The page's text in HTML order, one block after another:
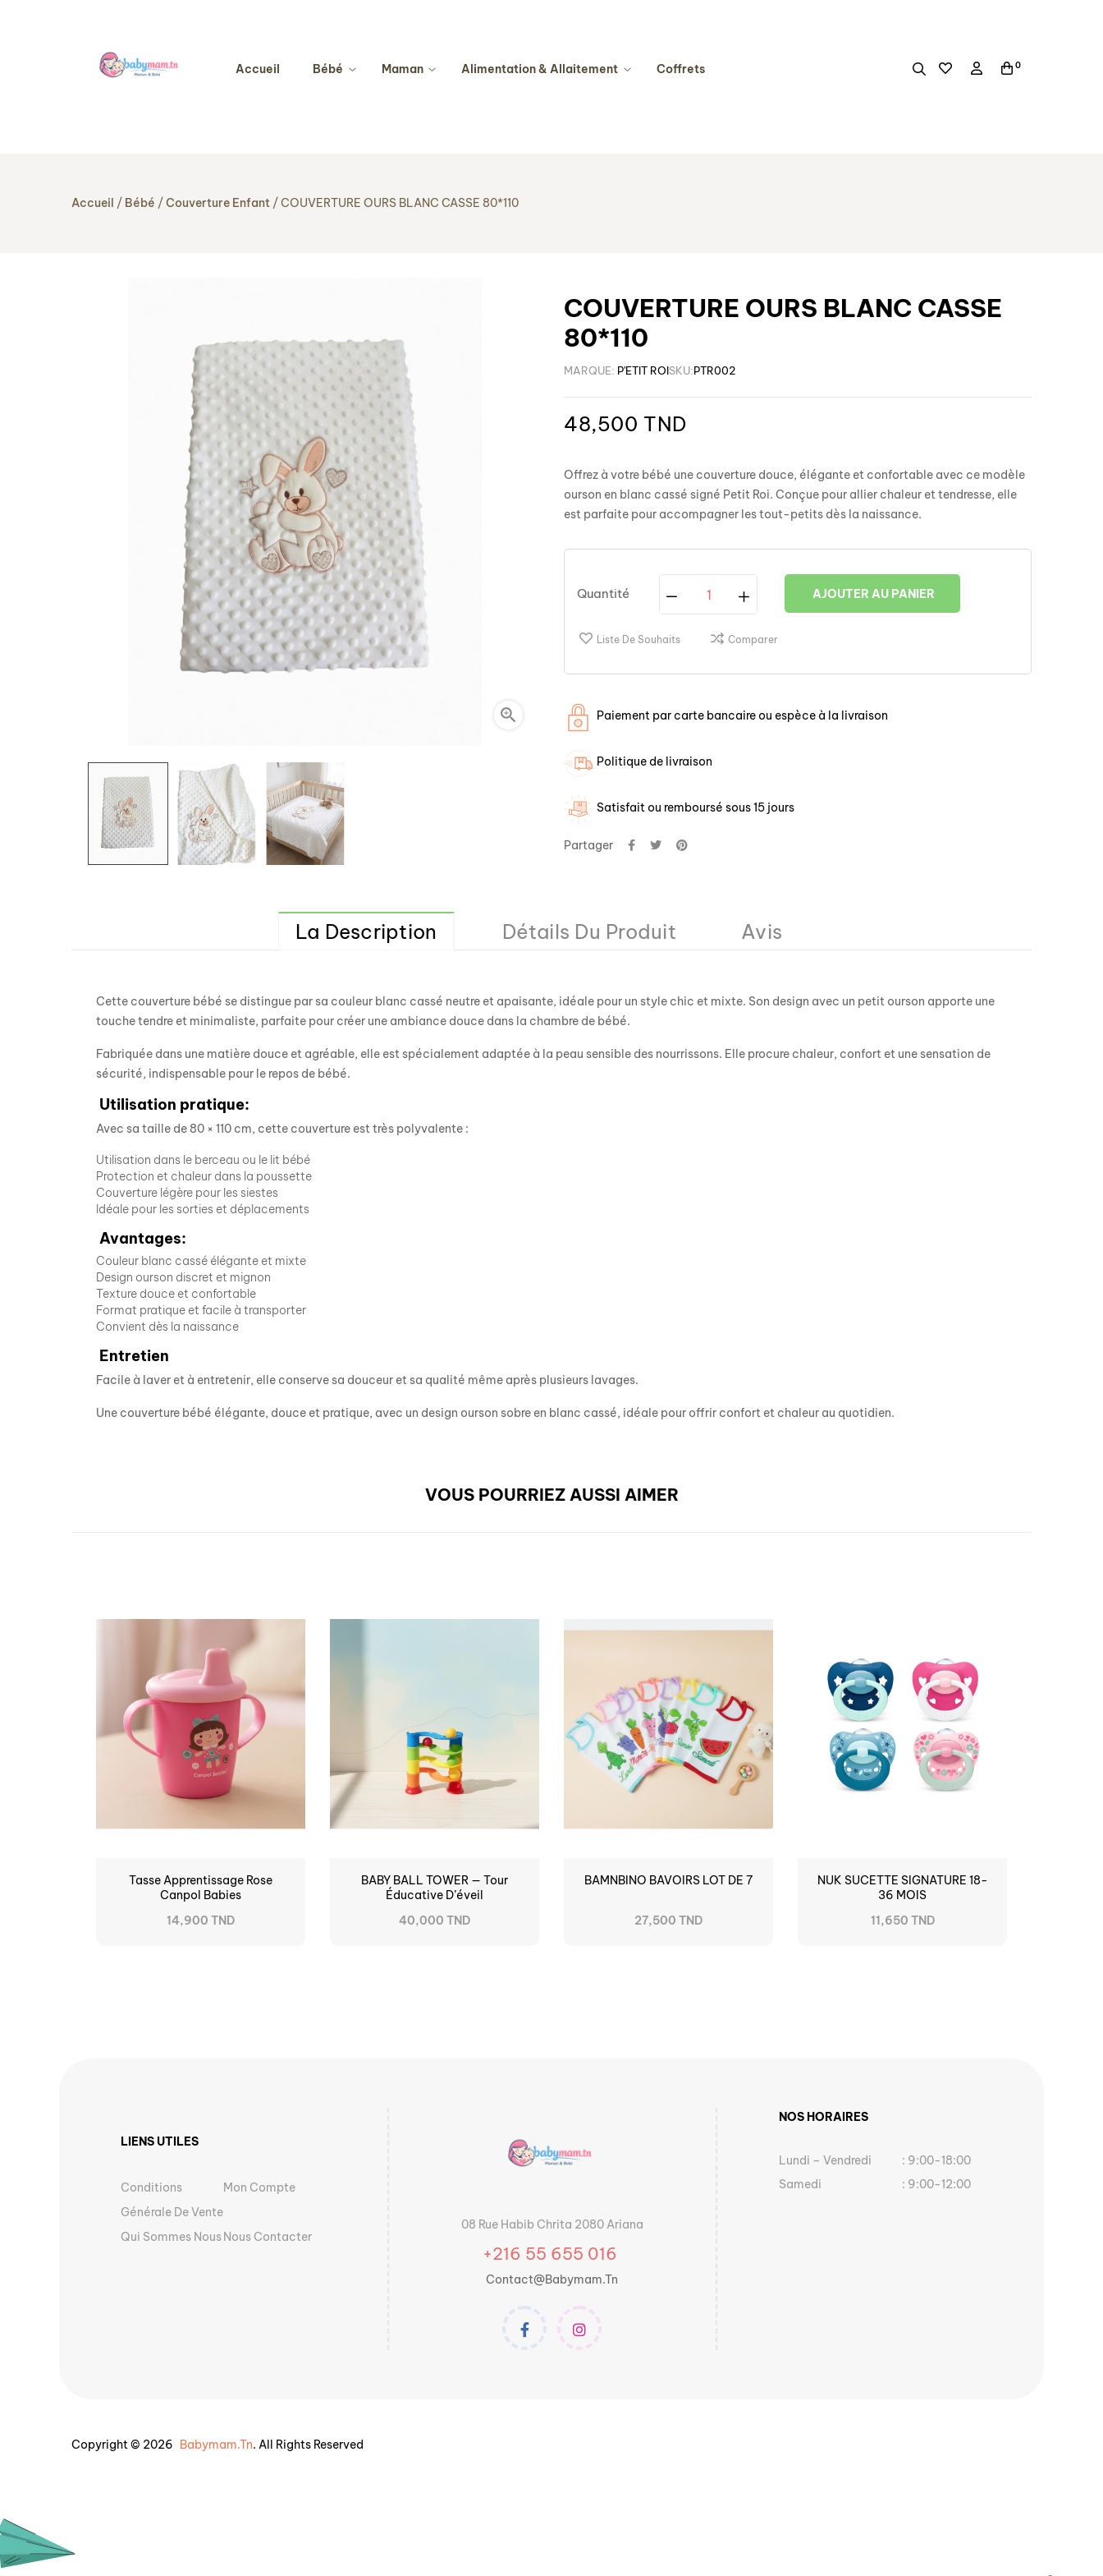
Accueil Bébé Maman Alimentation & Allaitement Coffrets 0
Accueil Bébé Couverture Enfant COUVERTURE OURS BLANC CASSE 80*110

COUVERTURE OURS BLANC CASSE
80*110
MARQUE: P'ETIT ROISKU:PTR002
48,500 TND
Offrez à votre bébé une couverture douce, élégante et confortable avec ce modèle
ourson en blanc cassé signé Petit Roi. Conçue pour allier chaleur et tendresse, elle
est parfaite pour accompagner les tout-petits dès la naissance.
Quantité AJOUTER AU PANIER
Liste De Souhaits Comparer
Paiement par carte bancaire ou espèce à la livraison
Politique de livraison
Satisfait ou remboursé sous 15 jours
Partager
La Description Détails Du Produit Avis
Cette couverture bébé se distingue par sa couleur blanc cassé neutre et apaisante, idéale pour un style chic et mixte. Son design avec un petit ourson apporte une
touche tendre et minimaliste, parfaite pour créer une ambiance douce dans la chambre de bébé.
Fabriquée dans une matière douce et agréable, elle est spécialement adaptée à la peau sensible des nourrissons. Elle procure chaleur, confort et une sensation de
sécurité, indispensable pour le repos de bébé.
Utilisation pratique:
Avec sa taille de 80 × 110 cm, cette couverture est très polyvalente :
Utilisation dans le berceau ou le lit bébé
Protection et chaleur dans la poussette
Couverture légère pour les siestes
Idéale pour les sorties et déplacements
Avantages:
Couleur blanc cassé élégante et mixte
Design ourson discret et mignon
Texture douce et confortable
Format pratique et facile à transporter
Convient dès la naissance
Entretien
Facile à laver et à entretenir, elle conserve sa douceur et sa qualité même après plusieurs lavages.
Une couverture bébé élégante, douce et pratique, avec un design ourson sobre en blanc cassé, idéale pour offrir confort et chaleur au quotidien.
VOUS POURRIEZ AUSSI AIMER
Tasse Apprentissage Rose
Canpol Babies
14,900 TND
BABY BALL TOWER — Tour
Éducative D’éveil
40,000 TND
BAMNBINO BAVOIRS LOT DE 7
27,500 TND
NUK SUCETTE SIGNATURE 18-
36 MOIS
11,650 TND
LIENS UTILES
Conditions
Générale De Vente
Mon Compte
Qui Sommes NousNous Contacter
08 Rue Habib Chrita 2080 Ariana
+216 55 655 016
Contact@babymam.tn
NOS HORAIRES
Lundi – Vendredi
: 9:00-18:00
Samedi
: 9:00-12:00
Copyright © 2026 Babymam.tn. All Rights Reserved